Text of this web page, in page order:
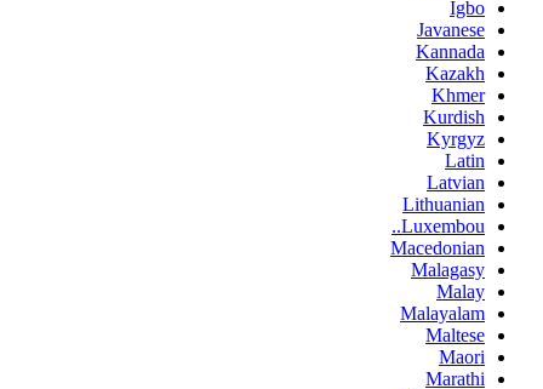
Igbo
Javanese
Kannada
Kazakh
Khmer
Kurdish
Kyrgyz
Latin
Latvian
Lithuanian
Luxembou..
Macedonian
Malagasy
Malay
Malayalam
Maltese
Maori
Marathi